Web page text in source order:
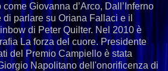
Giovanna d’Arco, Dall’Inferno
di parlare su Oriana Fallaci e il
di Peter Quilter. Nel 2010 è
La forza del cuore. Presidente
del Premio Campiello è stata
Napolitano dell'onorificenza di